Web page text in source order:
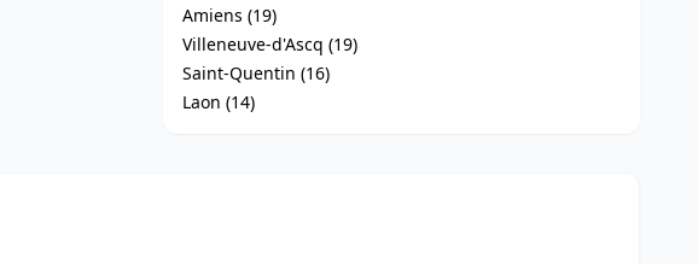
Amiens (19)
Villeneuve-d'Ascq (19)
Saint-Quentin (16)
Laon (14)